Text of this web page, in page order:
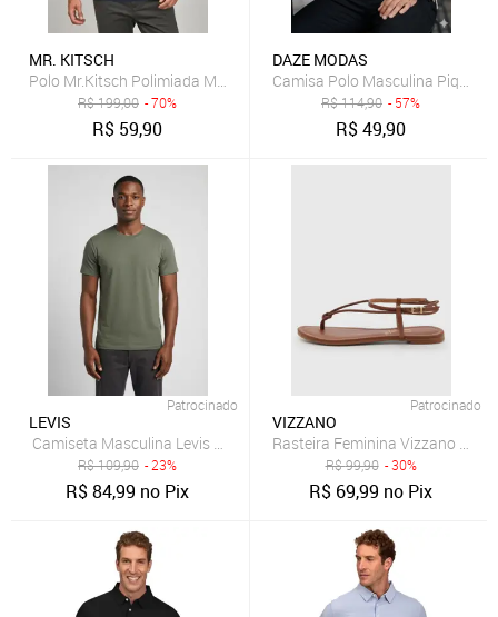
MR. KITSCH
Polo Mr.Kitsch Polimiada Marinho
R$199,00 - 70%
R$ 59,90
DAZE MODAS
Camisa Polo Masculina Piquet
R$114,90 - 57%
R$49,90
Patrocinado
LEVIS
Camiseta Masculina Levis Gola Redonda Verde
R$109,90 - 23%
R$84,99 no Pix
Patrocinado
VIZZANO
Rasteira Feminina Vizzano
R$99,90 - 30%
R$ 69,99 no Pix